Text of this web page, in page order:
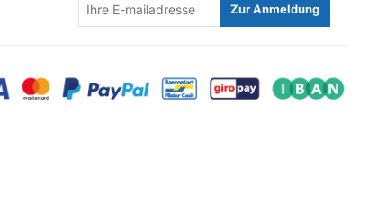
E-
Zur Anmeldung